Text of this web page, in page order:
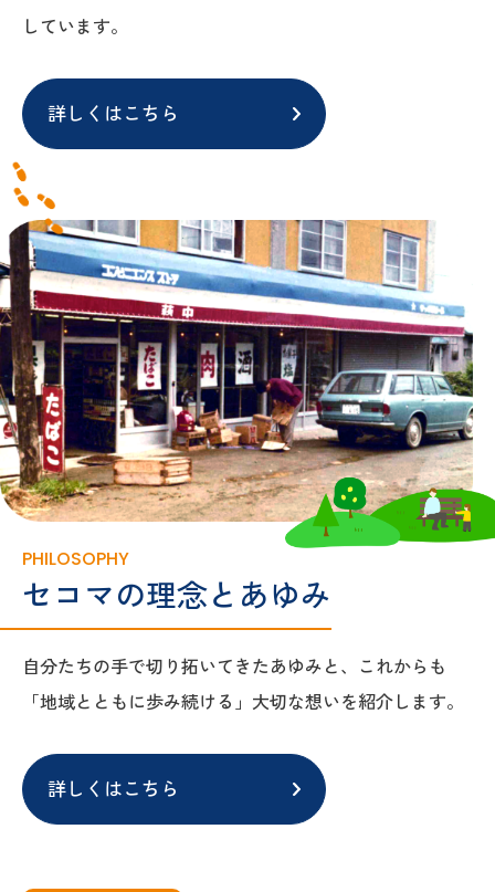
しています。
詳しくはこちら
PHILOSOPHY
セコマの理念とあゆみ
自分たちの手で切り拓いてきたあゆみと、これからも
「地域とともに歩み続ける」大切な想いを紹介します。
詳しくはこちら